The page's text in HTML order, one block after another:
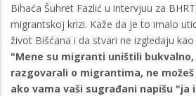
Bihaća Šuhret Fazlić u intervjuu za
migrantskoj krizi. Kaže da je to imalo
život Bišćana i da stvari ne izgledaju
"Mene su migranti uništili bukvalno,
razgovarali o migrantima, ne
ako vama vaši sugrađani napišu "ja